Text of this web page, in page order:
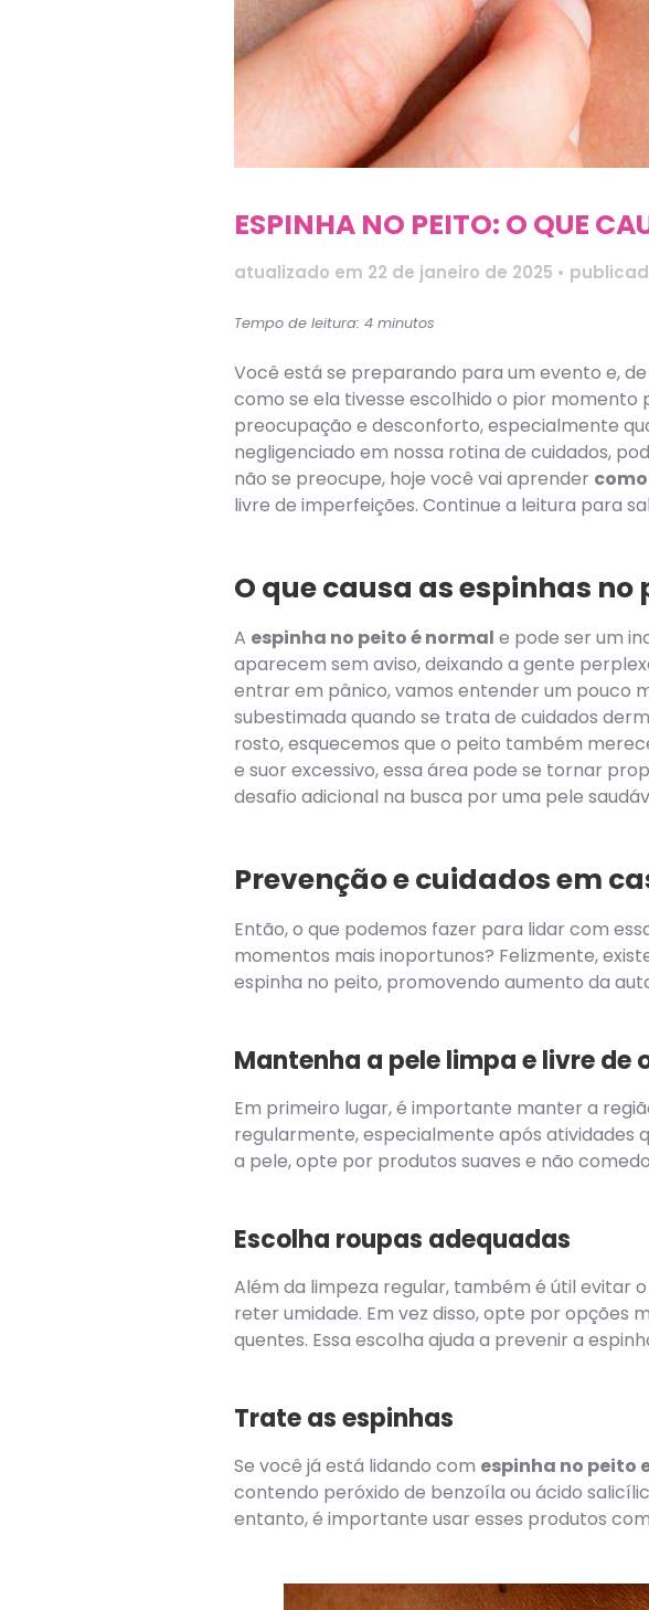
ESPINHA NO PEITO: O QUE
atualizado em 22 de janeiro de 2025 •
Tempo de leitura: 4 minutos
Você está se preparando para um evento e,
como se ela tivesse escolhido o pior momento
preocupação e desconforto, especialmente
negligenciado em nossa rotina de cuidados,
não se preocupe, hoje você vai aprender
livre de imperfeições. Continue a leitura para
O que causa as espinhas no
A espinha no peito é normal e pode ser um
aparecem sem aviso, deixando a gente
entrar em pânico, vamos entender um pouco
subestimada quando se trata de cuidados
rosto, esquecemos que o peito também
e suor excessivo, essa área pode se tornar
desafio adicional na busca por uma pele
Prevenção e cuidados em
Então, o que podemos fazer para lidar com
momentos mais inoportunos? Felizmente,
espinha no peito, promovendo aumento da
Mantenha a pele limpa e livre de
Em primeiro lugar, é importante manter a
regularmente, especialmente após atividades
a pele, opte por produtos suaves e não
Escolha roupas adequadas
Além da limpeza regular, também é útil evitar
reter umidade. Em vez disso, opte por opções
quentes. Essa escolha ajuda a prevenir a
Trate as espinhas
Se você já está lidando com espinha no peito
contendo peróxido de benzoíla ou ácido
entanto, é importante usar esses produtos